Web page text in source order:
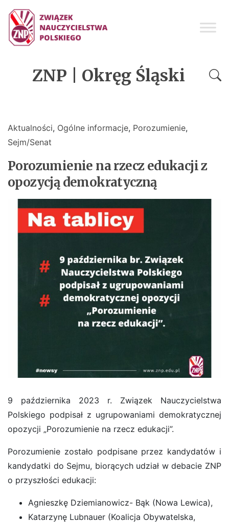
ZNP | Okręg Śląski
Aktualności, Ogólne informacje, Porozumienie,
Sejm/Senat
Porozumienie na rzecz edukacji z
opozycją demokratyczną
9 października 2023 r. Związek Nauczycielstwa
Polskiego podpisał z ugrupowaniami demokratycznej
opozycji „Porozumienie na rzecz edukacji”.
Porozumienie zostało podpisane przez kandydatów i
kandydatki do Sejmu, biorących udział w debacie ZNP
o przyszłości edukacji:
Agnieszkę Dziemianowicz- Bąk (Nowa Lewica),
Katarzynę Lubnauer (Koalicja Obywatelska,